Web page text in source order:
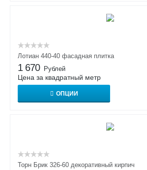
Лотиан 440-40 фасадная плитка
1 670 Рублей
Цена за квадратный метр
ОПЦИИ
Торн Брик 326-60 декоративный кирпич